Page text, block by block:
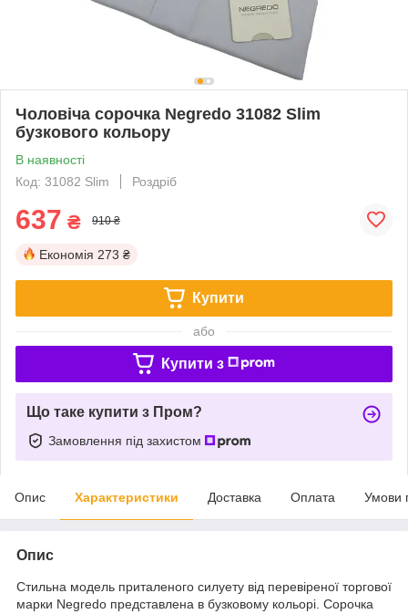
Чоловіча сорочка Negredo 31082 Slim
бузкового кольору
В наявності
Код: 31082 Slim
Роздріб
637 ₴ 910 ₴
Економія 273 ₴
Купити
або
Купити з
Що таке купити з Пром?
Замовлення під захистом
Опис Характеристики Доставка Оплата Умови
Опис
Стильна модель приталеного силуету від перевіреної торгової
марки Negredo представлена в бузковому кольорі. Сорочка